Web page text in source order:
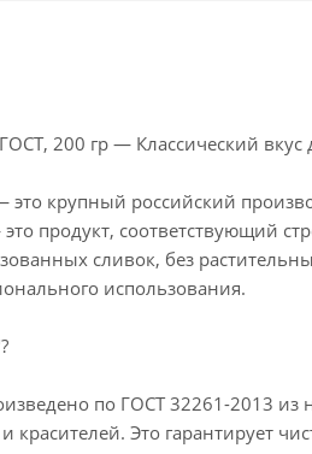
200 гр — Классический вкус
крупный российский
продукт, соответствующий
сливок, без
использования.
по ГОСТ 32261-2013 из
красителей. Это гарантирует